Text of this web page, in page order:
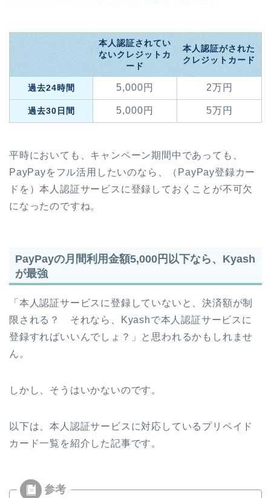
本人認証されてい
ないクレジットカ
ード
本人認証がされた
クレジットカード
過去24時間 5,000円 2万円
過去30日間 5,000円 5万円
平時においても、キャンペーン期間中であっても、
PayPayをフル活用したいのなら、（PayPay登録カー
ドを）本人認証サービスに登録しておくことが不可欠
になったのですね。
PayPayの月間利用金額5,000円以下なら、Kyash
が最強
「本人認証サービスに登録していないと、決済額が制
限される？ それなら、Kyashで本人認証サービスに
登録すればいいんでしょ？」と思われるかもしれませ
ん。
しかし、そうはいかないのです。
以下は、本人認証サービスに対応しているプリペイド
カード一覧を紹介した記事です。